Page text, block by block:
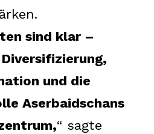
sind klar –
und die
Aserbaidschans
“ sagte